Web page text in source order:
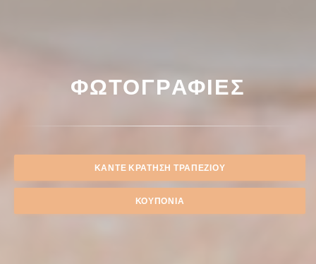
ΦΩΤΟΓΡΑΦΊΕΣ
ΚΆΝΤΕ ΚΡΆΤΗΣΗ ΤΡΑΠΕΖΙΟΎ
ΚΟΥΠΌΝΙΑ